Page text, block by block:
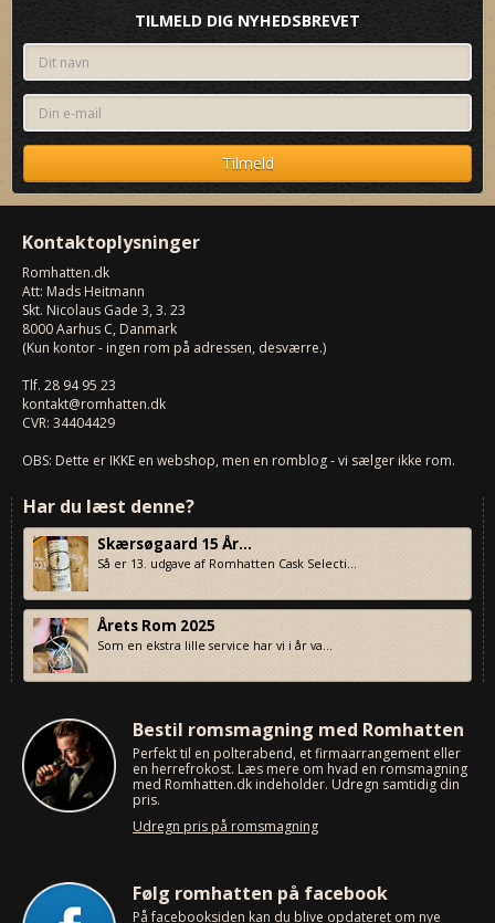
TILMELD DIG NYHEDSBREVET
Kontaktoplysninger
Romhatten.dk
Att: Mads Heitmann
Skt. Nicolaus Gade 3, 3. 23
8000Aarhus C, Danmark
(Kun kontor - ingen rom på adressen, desværre.)
Tlf. 28 94 95 23
kontakt@romhatten.dk
CVR: 34404429
OBS: Dette er IKKE en webshop, men en romblog - vi sælger ikke rom.
Har du læst denne?
Skærsøgaard 15 År...
Så er 13. udgave af Romhatten Cask Selecti...
Årets Rom 2025
Som en ekstra lille service har vi i år va...
Bestil romsmagning med Romhatten
Perfekt til en polterabend, et firmaarrangement eller
en herrefrokost. Læs mere om hvad en romsmagning
med Romhatten.dk indeholder. Udregn samtidig din
pris.
Udregn pris på romsmagning
Følg romhatten på facebook
På facebooksiden kan du blive opdateret om nye